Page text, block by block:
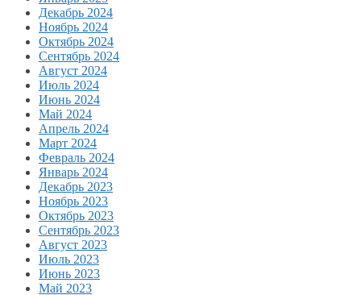
Декабрь 2024
Ноябрь 2024
Октябрь 2024
Сентябрь 2024
Август 2024
Июль 2024
Июнь 2024
Май 2024
Апрель 2024
Март 2024
Февраль 2024
Январь 2024
Декабрь 2023
Ноябрь 2023
Октябрь 2023
Сентябрь 2023
Август 2023
Июль 2023
Июнь 2023
Май 2023